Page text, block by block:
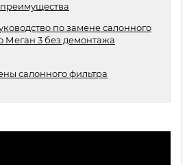
по замене салонного
Меган 3 без демонтажа
салонного фильтра